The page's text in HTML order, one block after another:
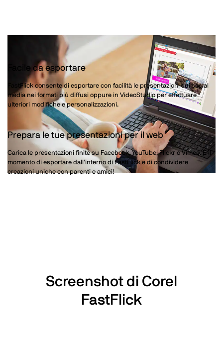
Facile da esportare
FastFlick consente di esportare con facilità le presentazioni sui social
media nei formati più diffusi oppure in VideoStudio per effettuare
ulteriori modifiche e personalizzazioni.
Prepara le tue presentazioni per il web
Carica le presentazioni finite su Facebook, YouTube, Flickr o Vimeo. È il
momento di esportare dall’interno di FastFlick e di condividere
creazioni uniche con parenti e amici!
Screenshot di Corel
FastFlick